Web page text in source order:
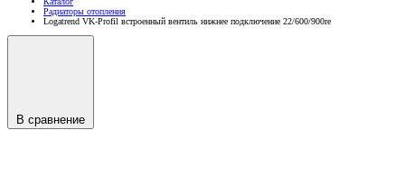
Радиаторы отопления
Logatrend VK-Profil встроенный вентиль нижнее подключение 22/600/900re
В сравнение